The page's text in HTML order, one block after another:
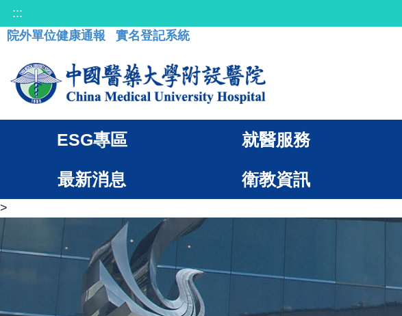
:::
院外單位健康通報
實名登記系統
ESG專區 就醫服務
最新消息 衛教資訊
>